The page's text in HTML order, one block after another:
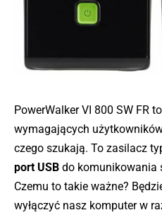
PowerWalker VI 800 SW FR
wymagających
czego szukają. To zasilacz
port USB do komunikowania
Czemu to takie ważne?
wyłączyć nasz komputer w